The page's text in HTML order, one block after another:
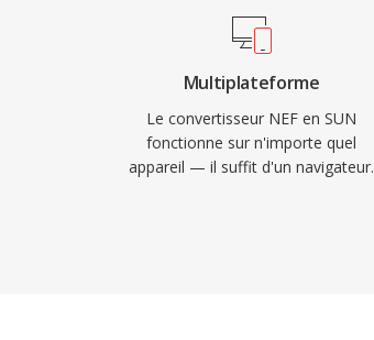
Multiplateforme
Le convertisseur NEF en SUN
fonctionne sur n'importe quel
appareil — il suffit d'un navigateur.